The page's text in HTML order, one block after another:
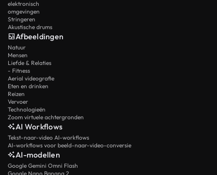
elektronisch
omgevingen
Stringeren
Akustische drums
Afbeeldingen
Natuur
Mensen
Liefde & Relaties
- Fitness
Aerial videografie
Eten en drinken
Reizen
Vervoer
Technologieën
Zoom virtuele achtergronden
AI Workflows
Tekst-naar-video AI-workflows
AI-workflows voor beeld-naar-video-conversie
AI-modellen
Google Gemini Omni Flash
Google Nano Banana 2